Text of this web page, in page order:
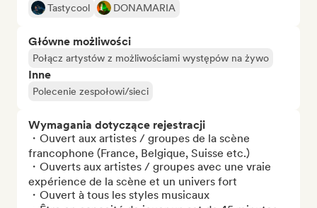
Tastycool
DONAMARIA
Główne możliwości
Połącz artystów z możliwościami występów na żywo
Inne
Polecenie zespołowi/sieci
Wymagania dotyczące rejestracji
・Ouvert aux artistes / groupes de la scène
francophone (France, Belgique, Suisse etc.)
・Ouverts aux artistes / groupes avec une vraie
expérience de la scène et un univers fort
・Ouvert à tous les styles musicaux